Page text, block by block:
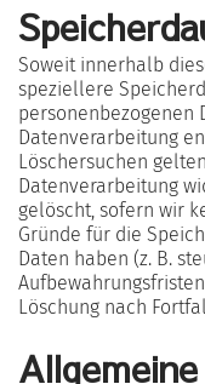
Soweit innerhalb
speziellere
personenbezogenen
Datenverarbeitung
Löschersuchen
Datenverarbeitung
gelöscht, sofern wir
Gründe für die
Daten haben (z. B.
Löschung nach